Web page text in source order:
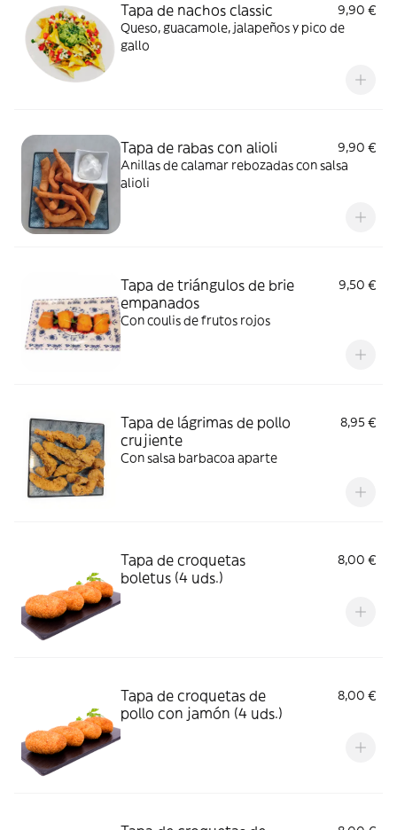
Tapa de nachos classic
9,90 €
Queso, guacamole, jalapeños y pico de
gallo
Tapa de rabas con alioli
9,90 €
Anillas de calamar rebozadas con salsa
alioli
Tapa de triángulos de brie
empanados
9,50 €
Con coulis de frutos rojos
Tapa de lágrimas de pollo
crujiente
8,95 €
Con salsa barbacoa aparte
Tapa de croquetas
boletus (4 uds.)
8,00 €
Tapa de croquetas de
pollo con jamón (4 uds.)
8,00 €